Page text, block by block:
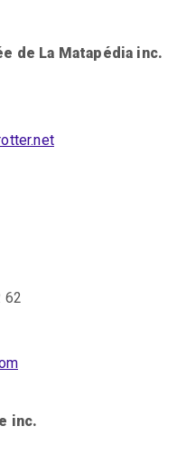
de La Matapédia inc.
62
inc.